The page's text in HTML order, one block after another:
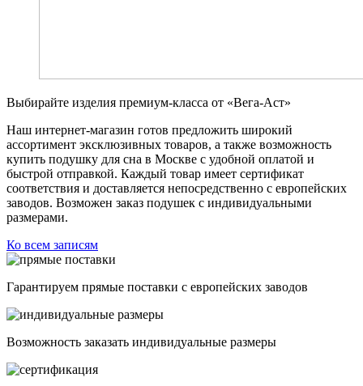
Выбирайте изделия премиум-класса от «Вега-Аст»
Наш интернет-магазин готов предложить широкий
ассортимент эксклюзивных товаров, а также возможность
купить подушку для сна в Москве с удобной оплатой и
быстрой отправкой. Каждый товар имеет сертификат
соответствия и доставляется непосредственно с европейских
заводов. Возможен заказ подушек с индивидуальными
размерами.
Ко всем записям
Гарантируем прямые поставки с европейских заводов
Возможность заказать индивидуальные размеры